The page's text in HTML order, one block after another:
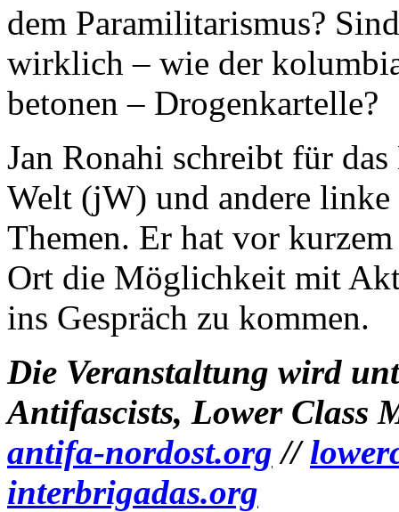
dem Paramilitarismus?
wirklich – wie der
betonen – Drogenkartelle?
Jan Ronahi schreibt für
Welt (jW) und andere
Themen. Er hat vor
Ort die Möglichkeit mit
ins Gespräch zu kommen.
Die Veranstaltung wird
Antifascists, Lower Class
antifa-nordost.org //
interbrigadas.org